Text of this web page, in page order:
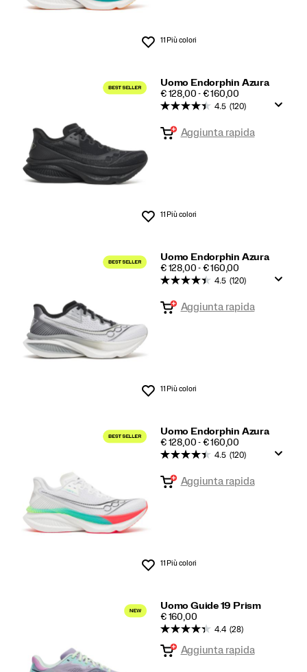
Lista dei desideri
11 Più colori
Uomo Endorphin Azura
PRICE
€ 128,00 - € 160,00
Lista dei desideri
4.5 (120)
Aggiunta rapida
11 Più colori
Uomo Endorphin Azura
PRICE
€ 128,00 - € 160,00
Lista dei desideri
4.5 (120)
Aggiunta rapida
11 Più colori
Uomo Endorphin Azura
PRICE
€ 128,00 - € 160,00
Lista dei desideri
4.5 (120)
Aggiunta rapida
11 Più colori
Uomo Guide 19 Prism
PRICE
€ 160,00
4.4 (28)
Aggiunta rapida